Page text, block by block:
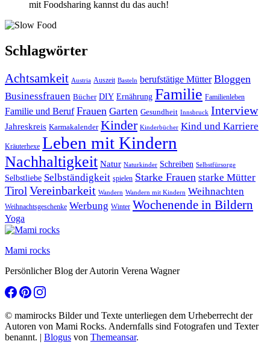
mit Foodsharing kannst du das auch!
Schlagwörter
Achtsamkeit Austria Auszeit Basteln berufstätige Mütter Bloggen
Businessfrauen Bücher DIY Ernährung Familie Familienleben
Familie und Beruf Frauen Garten Gesundheit Innsbruck Interview
Jahreskreis Karmakalender Kinder Kinderbücher Kind und Karriere
Kräuterhexe Leben mit Kindern
Nachhaltigkeit Natur Naturkinder Schreiben Selbstfürsorge
Selbstliebe Selbständigkeit spielen Starke Frauen starke Mütter
Tirol Vereinbarkeit Wandern Wandern mit Kindern Weihnachten
Weihnachtsgeschenke Werbung Winter Wochenende in Bildern
Yoga
Mami rocks
Persönlicher Blog der Autorin Verena Wagner
© mamirocks Bilder und Texte unterliegen dem Urheberrecht der
Autoren von Mami Rocks. Andernfalls sind Fotografen und Texter
benannt. | Blogus von Themeansar.